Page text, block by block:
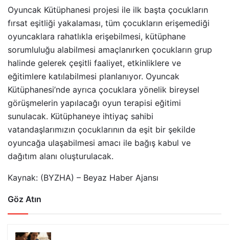
Oyuncak Kütüphanesi projesi ile ilk başta çocukların
fırsat eşitliği yakalaması, tüm çocukların erişemediği
oyuncaklara rahatlıkla erişebilmesi, kütüphane
sorumluluğu alabilmesi amaçlanırken çocukların grup
halinde gelerek çeşitli faaliyet, etkinliklere ve
eğitimlere katılabilmesi planlanıyor. Oyuncak
Kütüphanesi’nde ayrıca çocuklara yönelik bireysel
görüşmelerin yapılacağı oyun terapisi eğitimi
sunulacak. Kütüphaneye ihtiyaç sahibi
vatandaşlarımızın çocuklarının da eşit bir şekilde
oyuncağa ulaşabilmesi amacı ile bağış kabul ve
dağıtım alanı oluşturulacak.
Kaynak: (BYZHA) – Beyaz Haber Ajansı
Göz Atın